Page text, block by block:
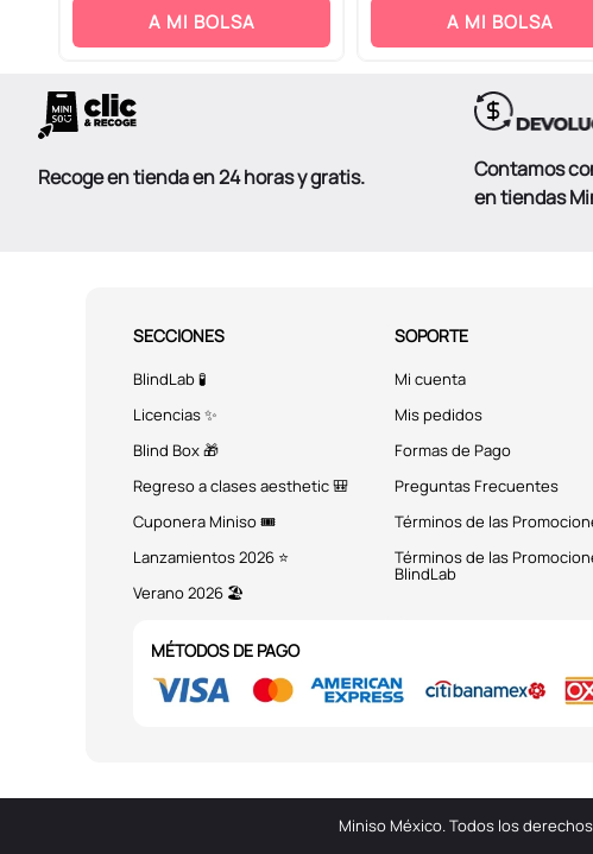
A MI BOLSA A MI BOLSA
Recoge en tienda en 24 horas y gratis.
Contamos
en tiendas
SECCIONES
BlindLab 🧪
Licencias ✨
Blind Box 🎁
Regreso a clases aesthetic 🎒
Cuponera Miniso 🎟️
Lanzamientos 2026 ⭐
Verano 2026 🏖️
SOPORTE
Mi cuenta
Mis pedidos
Formas de Pago
Preguntas Frecuentes
Términos de las
Términos de las
BlindLab
MÉTODOS DE PAGO
Miniso México. Todos los